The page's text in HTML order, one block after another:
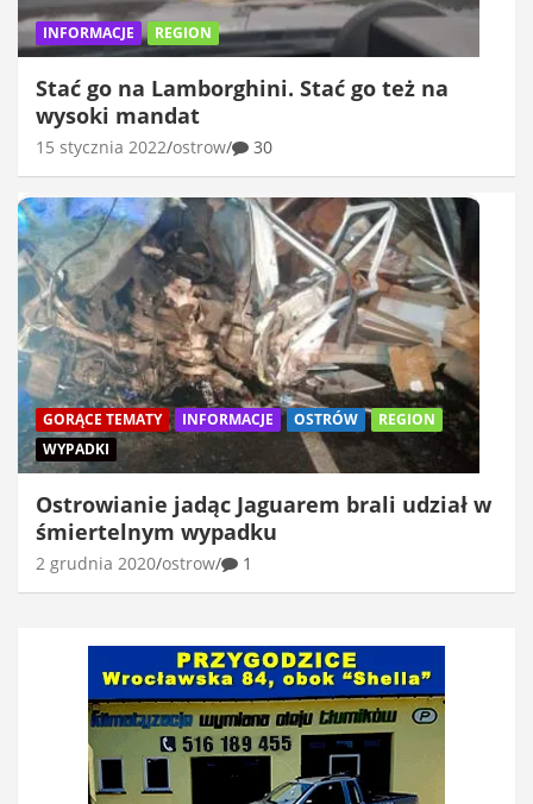
INFORMACJE REGION
Stać go na Lamborghini. Stać go też na
wysoki mandat
15 stycznia 2022 ostrow 30
GORĄCE TEMATY INFORMACJE OSTRÓW
REGION
WYPADKI
Ostrowianie jadąc Jaguarem brali udział w
śmiertelnym wypadku
2 grudnia 2020 ostrow 1